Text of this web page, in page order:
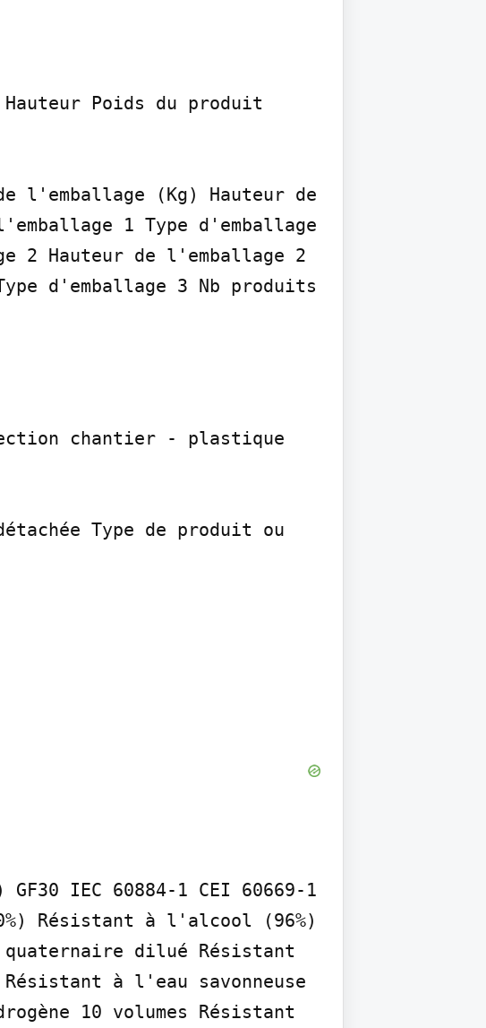
Hauteur Poids du produit
l'emballage (Kg) Hauteur de
1 Type d'emballage
2 Hauteur de l'emballage 2
d'emballage 3 Nb produits
chantier - plastique
Type de produit ou
IEC 60884-1 CEI 60669-1
Résistant à l'alcool (96%)
dilué Résistant
à l'eau savonneuse
10 volumes Résistant